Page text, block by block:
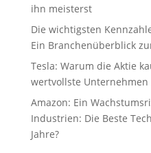
ihn meisterst
Die wichtigsten
Ein Branchenüberblick
Tesla: Warum die Aktie
wertvollste
Amazon: Ein
Industrien: Die Beste
Jahre?